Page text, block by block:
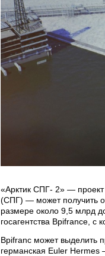
«Арктик СПГ- 2» — проект
(СПГ) — может получить
размере около 9,5 млрд
госагентства Bpifrance, с
Bpifranc может выделить
германская Euler